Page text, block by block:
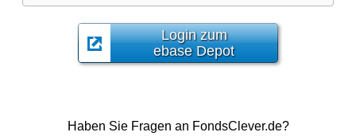
Login zum
ebase Depot
Haben Sie Fragen an FondsClever.de?